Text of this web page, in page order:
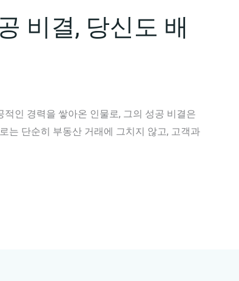
비결, 당신도 배
인 경력을 쌓아온 인물로, 그의 성공 비결은
는 단순히 부동산 거래에 그치지 않고, 고객과